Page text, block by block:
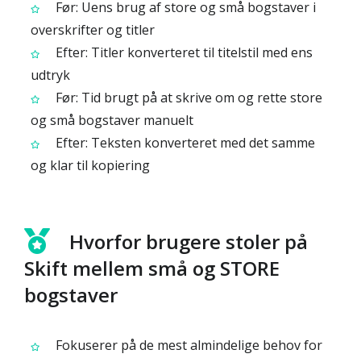
Før: Uens brug af store og små bogstaver i
overskrifter og titler
Efter: Titler konverteret til titelstil med ens
udtryk
Før: Tid brugt på at skrive om og rette store
og små bogstaver manuelt
Efter: Teksten konverteret med det samme
og klar til kopiering
Hvorfor brugere stoler på
Skift mellem små og STORE
bogstaver
Fokuserer på de mest almindelige behov for